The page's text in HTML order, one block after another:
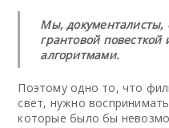
Мы, документалисты,
грантовой
алгоритмами.
Поэтому одно то, что
свет, нужно
которые было бы